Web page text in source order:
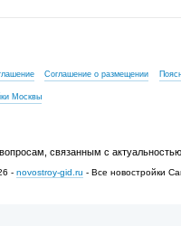
Соглашение о размещении
Москвы
связанным с
- novostroy-gid.ru - Все новостройки